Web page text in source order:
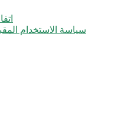
سياسة الاستخدام